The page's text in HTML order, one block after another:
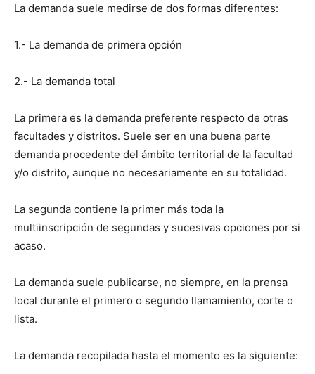
La demanda suele medirse de dos formas diferentes:
1.- La demanda de primera opción
2.- La demanda total
La primera es la demanda preferente respecto de otras
facultades y distritos. Suele ser en una buena parte
demanda procedente del ámbito territorial de la facultad
y/o distrito, aunque no necesariamente en su totalidad.
La segunda contiene la primer más toda la
multiinscripción de segundas y sucesivas opciones por si
acaso.
La demanda suele publicarse, no siempre, en la prensa
local durante el primero o segundo llamamiento, corte o
lista.
La demanda recopilada hasta el momento es la siguiente: